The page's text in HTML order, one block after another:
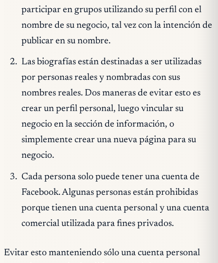
participar en grupos utilizando su perfil con el
nombre de su negocio, tal vez con la intención de
publicar en su nombre.
Las biografías están destinadas a ser utilizadas
por personas reales y nombradas con sus
nombres reales. Dos maneras de evitar esto es
crear un perfil personal, luego vincular su
negocio en la sección de información, o
simplemente crear una nueva página para su
negocio.
Cada persona solo puede tener una cuenta de
Facebook. Algunas personas están prohibidas
porque tienen una cuenta personal y una cuenta
comercial utilizada para fines privados.
Evitar esto manteniendo sólo una cuenta personal